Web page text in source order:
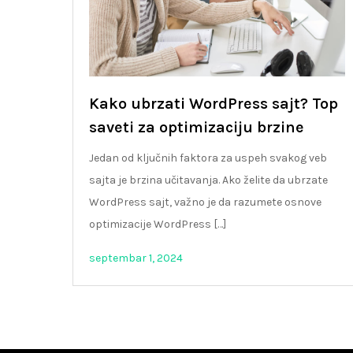
Kako ubrzati WordPress sajt? Top
saveti za optimizaciju brzine
Jedan od ključnih faktora za uspeh svakog veb
sajta je brzina učitavanja. Ako želite da ubrzate
WordPress sajt, važno je da razumete osnove
optimizacije WordPress […]
septembar 1, 2024